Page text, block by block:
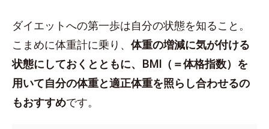
ダイエットへの第一歩は自分の状態を知ること。
こまめに体重計に乗り、 体重の増減に気が付ける
状態にしておくとともに、BMI（＝体格指数）を
用いて自分の体重と適正体重を照らし合わせるの
もおすすめです。